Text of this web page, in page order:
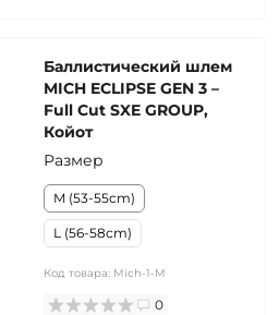
Баллистический шлем
MICH ECLIPSE GEN 3 –
Full Cut SXE GROUP,
Койот
Размер
M (53-55cm)
L (56-58cm)
Код товара: Mich-1-M
0